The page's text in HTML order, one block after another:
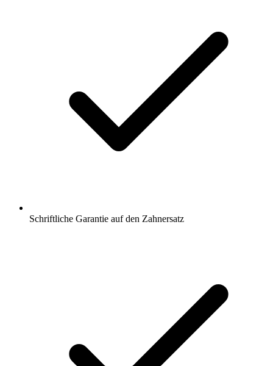
Schriftliche Garantie auf den Zahnersatz